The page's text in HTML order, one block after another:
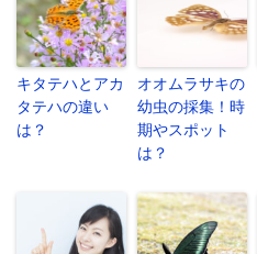
キタテハとアカ
タテハの違い
は？
オオムラサキの
幼虫の採集！時
期やスポット
は？